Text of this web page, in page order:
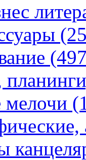
мелочи